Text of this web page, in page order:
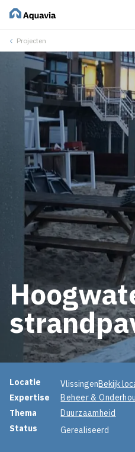
Projecten
Locatie VlissingenBekijk
Expertise
Beheer &
Thema
Duurzaamheid
Status
Gerealiseerd